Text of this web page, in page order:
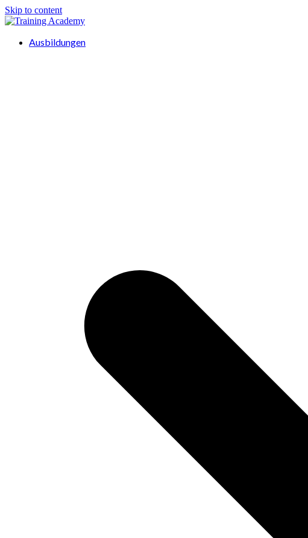
Skip to content
Ausbildungen